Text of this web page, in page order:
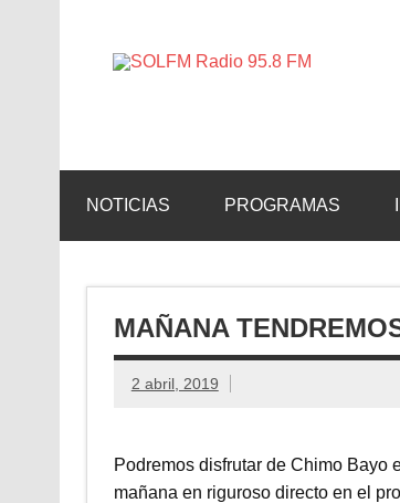
NOTICIAS PROGRAMAS
MAÑANA
2 abril, 2019
Podremos disfrutar de Chimo Bayo
mañana en riguroso directo en el